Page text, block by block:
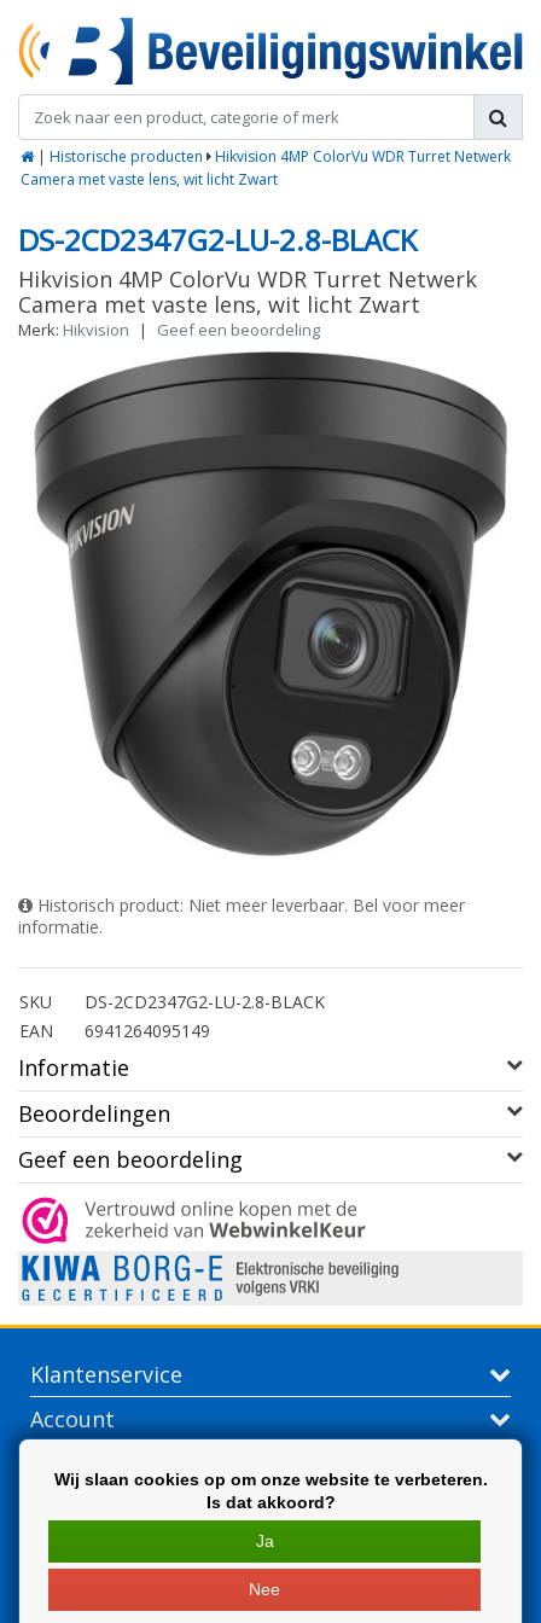
| Historische producten
Hikvision 4MP ColorVu WDR Turret Netwerk
Camera met vaste lens, wit licht Zwart
DS-2CD2347G2-LU-2.8-BLACK
Hikvision 4MP ColorVu WDR Turret Netwerk
Camera met vaste lens, wit licht Zwart
Merk: Hikvision | Geef een beoordeling
Historisch product: Niet meer leverbaar. Bel voor meer
informatie.
SKU
DS-2CD2347G2-LU-2.8-BLACK
EAN
6941264095149
Informatie
Beoordelingen
Geef een beoordeling
Klantenservice
Account
Wij slaan cookies op om onze website te verbeteren.
Is dat akkoord?
Ja
Nee